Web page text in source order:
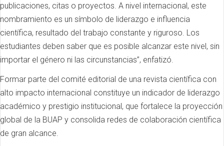
publicaciones, citas o proyectos. A nivel internacional, este
nombramiento es un símbolo de liderazgo e influencia
científica, resultado del trabajo constante y riguroso. Los
estudiantes deben saber que es posible alcanzar este nivel, sin
importar el género ni las circunstancias”, enfatizó.
Formar parte del comité editorial de una revista científica con
alto impacto internacional constituye un indicador de liderazgo
académico y prestigio institucional, que fortalece la proyección
global de la BUAP y consolida redes de colaboración científica
de gran alcance.